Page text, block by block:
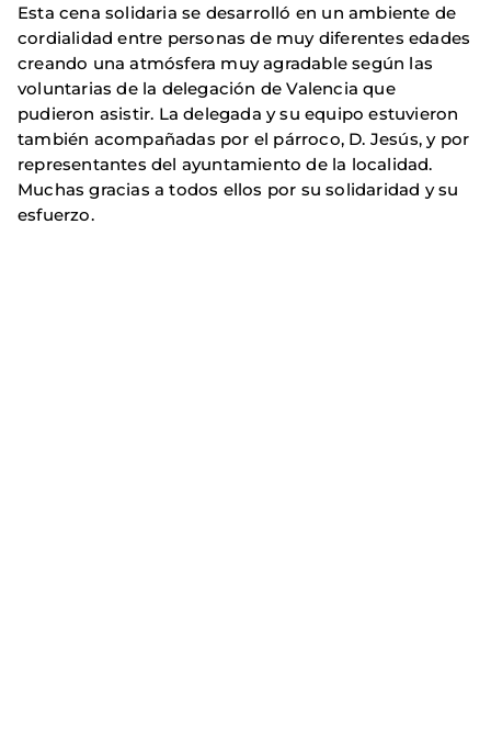
Esta cena solidaria se desarrolló en un ambiente de
cordialidad entre personas de muy diferentes edades
creando una atmósfera muy agradable según las
voluntarias de la delegación de Valencia que
pudieron asistir. La delegada y su equipo estuvieron
también acompañadas por el párroco, D. Jesús, y por
representantes del ayuntamiento de la localidad.
Muchas gracias a todos ellos por su solidaridad y su
esfuerzo.